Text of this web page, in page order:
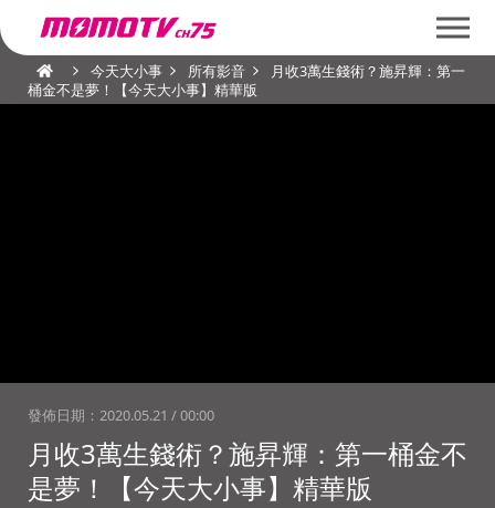
今天大小事 所有影音
月收3萬生錢術？施昇輝：第一
桶金不是夢！【今天大小事】精華版
發佈日期： 2020.05.21 / 00:00
月收3萬生錢術？施昇輝：第一桶金不
是夢！【今天大小事】精華版